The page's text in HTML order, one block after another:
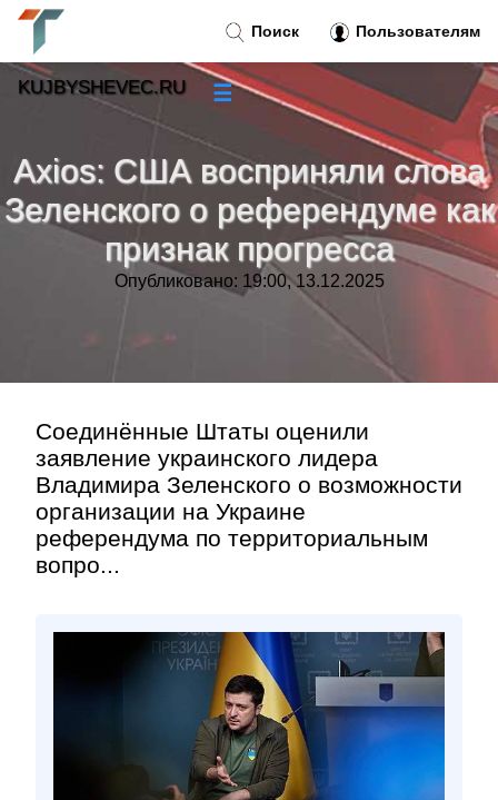
Axios: США восприняли слова
Зеленского о референдуме как
признак прогресса
Опубликовано: 19:00, 13.12.2025
Соединённые Штаты оценили
заявление украинского лидера
Владимира Зеленского о возможности
организации на Украине
референдума по территориальным
вопро...
Поиск Пользователям
KUJBYSHEVEC.RU ☰
Новости»
Тренды новостей»
Рубрики»
Контакт»